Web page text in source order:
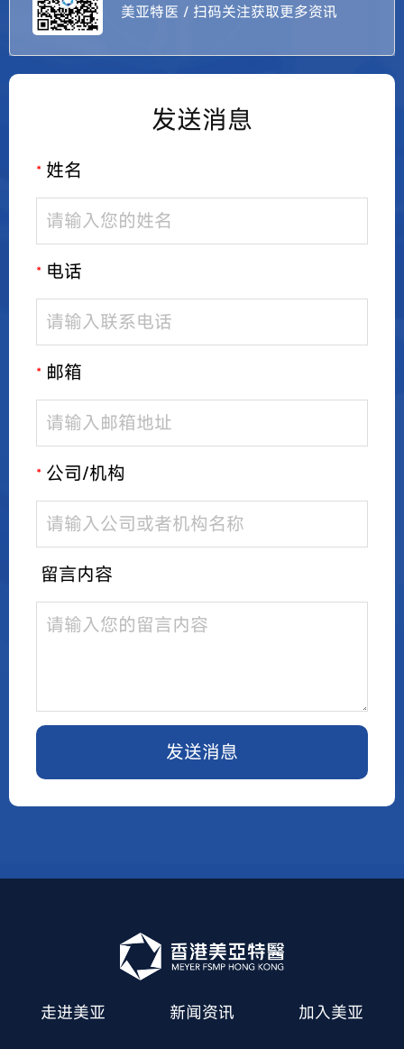
美亚特医 / 扫码关注获取更多资讯
发送消息
* 姓名
* 电话
* 邮箱
* 公司/机构
留言内容
发送消息
走进美亚 新闻资讯 加入美亚